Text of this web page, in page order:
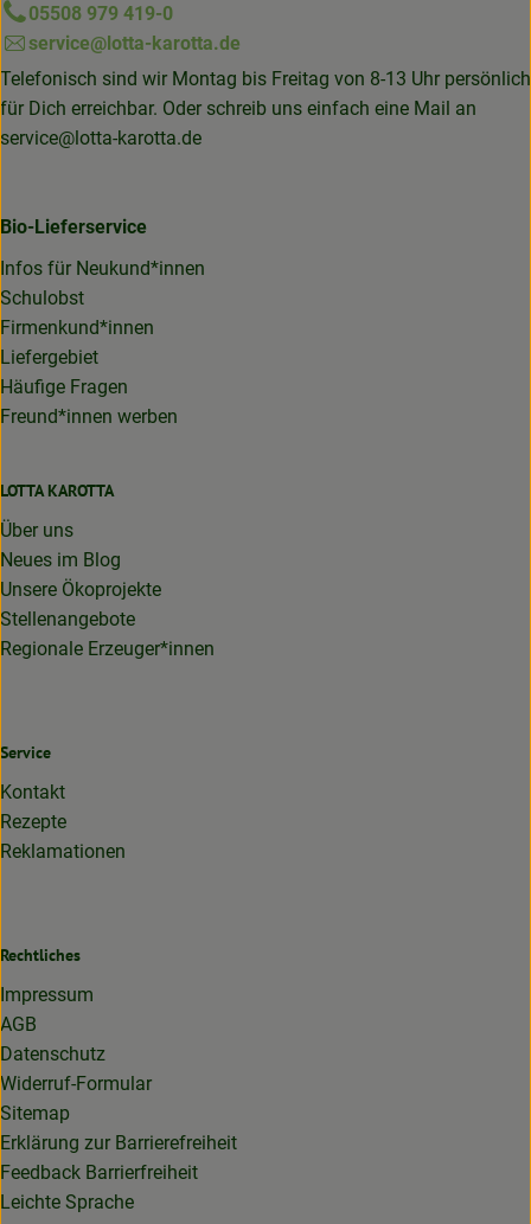
05508 979 419-0
service@lotta-karotta.de
Telefonisch sind wir Montag bis Freitag von 8-13 Uhr persönlich
für Dich erreichbar. Oder schreib uns einfach eine Mail an
service@lotta-karotta.de
Bio-Lieferservice
Infos für Neukund*innen
Schulobst
Firmenkund*innen
Liefergebiet
Häufige Fragen
Freund*innen werben
LOTTA KAROTTA
Über uns
Neues im Blog
Unsere Ökoprojekte
Stellenangebote
Regionale Erzeuger*innen
Service
Kontakt
Rezepte
Reklamationen
Rechtliches
Impressum
AGB
Datenschutz
Widerruf-Formular
Sitemap
Erklärung zur Barrierefreiheit
Feedback Barrierfreiheit
Leichte Sprache